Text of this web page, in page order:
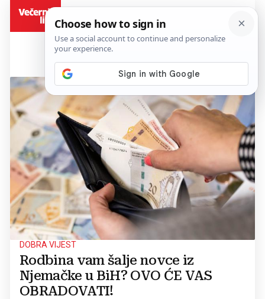
DOBRA VIJEST
Rodbina vam šalje novce iz
Njemačke u BiH? OVO ĆE VAS
OBRADOVATI!